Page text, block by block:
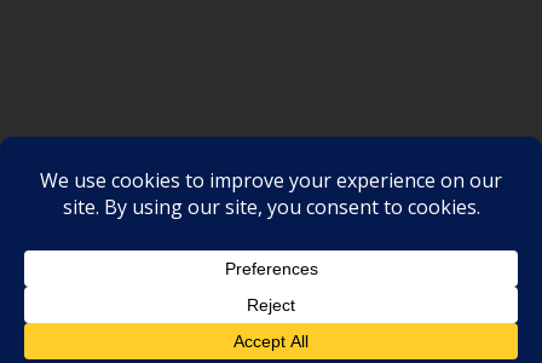
Proudly powered by WordPress |Theme: SuperMag by